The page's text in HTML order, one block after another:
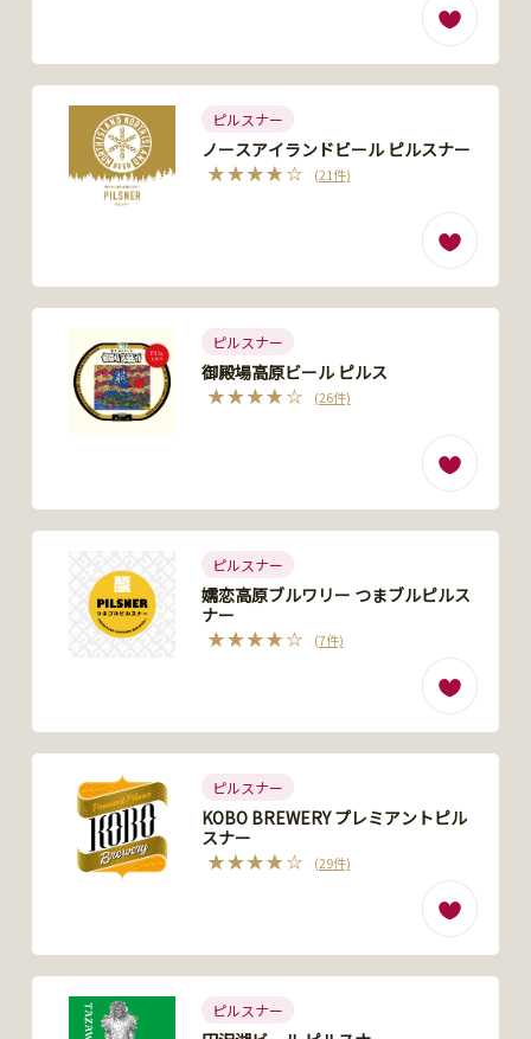
ピルスナー
ノースアイランドビール ピルスナー
(21件)
ピルスナー
御殿場高原ビール ピルス
(26件)
ピルスナー
嬬恋高原ブルワリー つまブルピルス
ナー
(7件)
ピルスナー
KOBO BREWERY プレミアントピル
スナー
(29件)
ピルスナー